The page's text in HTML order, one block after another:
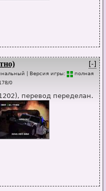
[-]
| Версия игры: полная
/0
перевод переделан.